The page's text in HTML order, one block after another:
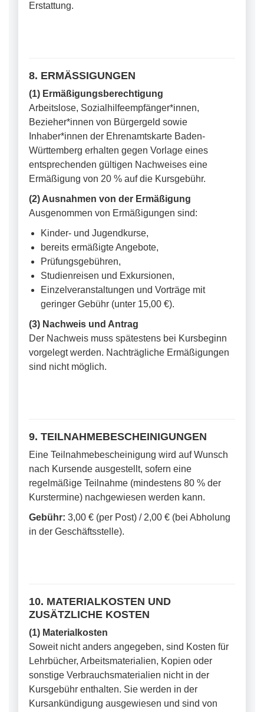
Erstattung.
8. ERMÄSSIGUNGEN
(1) Ermäßigungsberechtigung
Arbeitslose, Sozialhilfeempfänger*innen,
Bezieher*innen von Bürgergeld sowie
Inhaber*innen der Ehrenamtskarte Baden-
Württemberg erhalten gegen Vorlage eines
entsprechenden gültigen Nachweises eine
Ermäßigung von 20 % auf die Kursgebühr.
(2) Ausnahmen von der Ermäßigung
Ausgenommen von Ermäßigungen sind:
Kinder- und Jugendkurse,
bereits ermäßigte Angebote,
Prüfungsgebühren,
Studienreisen und Exkursionen,
Einzelveranstaltungen und Vorträge mit
geringer Gebühr (unter 15,00 €).
(3) Nachweis und Antrag
Der Nachweis muss spätestens bei Kursbeginn
vorgelegt werden. Nachträgliche Ermäßigungen
sind nicht möglich.
9. TEILNAHMEBESCHEINIGUNGEN
Eine Teilnahmebescheinigung wird auf Wunsch
nach Kursende ausgestellt, sofern eine
regelmäßige Teilnahme (mindestens 80 % der
Kurstermine) nachgewiesen werden kann.
Gebühr: 3,00 € (per Post) / 2,00 € (bei Abholung
in der Geschäftsstelle).
10. MATERIALKOSTEN UND
ZUSÄTZLICHE KOSTEN
(1) Materialkosten
Soweit nicht anders angegeben, sind Kosten für
Lehrbücher, Arbeitsmaterialien, Kopien oder
sonstige Verbrauchsmaterialien nicht in der
Kursgebühr enthalten. Sie werden in der
Kursankündigung ausgewiesen und sind von